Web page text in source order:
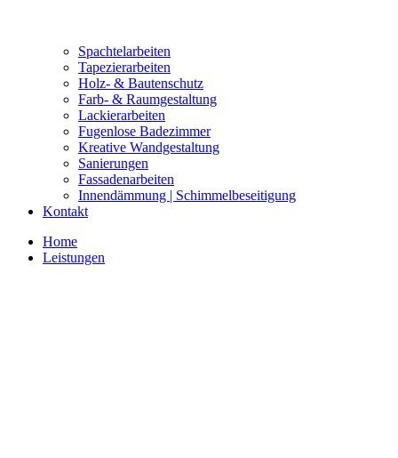
Spachtelarbeiten
Tapezierarbeiten
Holz- & Bautenschutz
Farb- & Raumgestaltung
Lackierarbeiten
Fugenlose Badezimmer
Kreative Wandgestaltung
Sanierungen
Fassadenarbeiten
Innendämmung | Schimmelbeseitigung
Kontakt
Home
Leistungen